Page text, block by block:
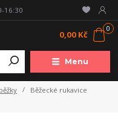
Menu
16:30
0
0,00 Kč
Běžecké rukavice